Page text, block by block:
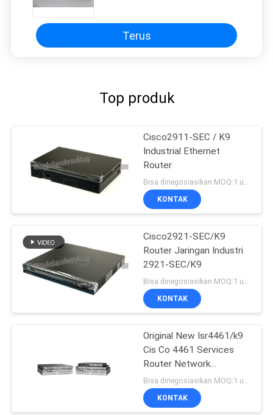
Terus
Top produk
Cisco2911-SEC / K9
Industrial Ethernet
Router
Bisa dinegosiasikan MOQ:1 unit
KONTAK
Cisco2921-SEC/K9
Router Jaringan Industri
2921-SEC/K9
KONTAK
Original New Isr4461/k9
Cis Co 4461 Services
Router Network
PouterISR4461/K9
KONTAK